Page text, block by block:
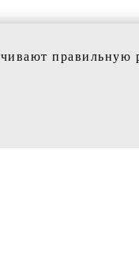
правильную